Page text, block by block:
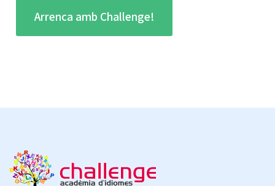
Arrenca amb Challenge!